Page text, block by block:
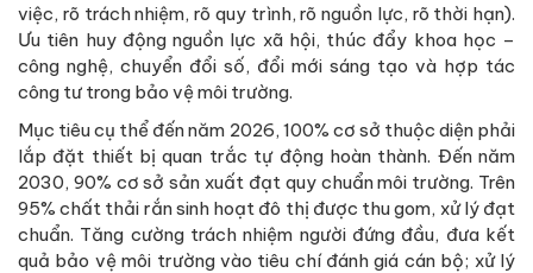
việc, rõ trách nhiệm, rõ quy trình, rõ nguồn lực, rõ thời hạn).
Ưu tiên huy động nguồn lực xã hội, thúc đẩy khoa học –
công nghệ, chuyển đổi số, đổi mới sáng tạo và hợp tác
công tư trong bảo vệ môi trường.
Mục tiêu cụ thể đến năm 2026, 100% cơ sở thuộc diện phải
lắp đặt thiết bị quan trắc tự động hoàn thành. Đến năm
2030, 90% cơ sở sản xuất đạt quy chuẩn môi trường. Trên
95% chất thải rắn sinh hoạt đô thị được thu gom, xử lý đạt
chuẩn. Tăng cường trách nhiệm người đứng đầu, đưa kết
quả bảo vệ môi trường vào tiêu chí đánh giá cán bộ; xử lý